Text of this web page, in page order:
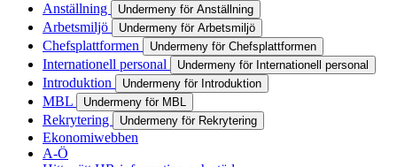
Anställning Undermeny för Anställning
Arbetsmiljö Undermeny för Arbetsmiljö
Chefsplattformen Undermeny för Chefsplattformen
Internationell personal Undermeny för Internationell personal
Introduktion Undermeny för Introduktion
MBL Undermeny för MBL
Rekrytering Undermeny för Rekrytering
Ekonomiwebben
A-Ö